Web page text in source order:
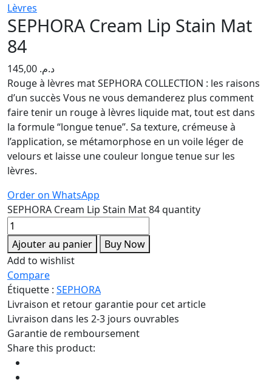
Lèvres
SEPHORA Cream Lip Stain Mat
84
د.م.
Rouge à lèvres mat SEPHORA COLLECTION : les raisons
d’un succès Vous ne vous demanderez plus comment
faire tenir un rouge à lèvres liquide mat, tout est dans
la formule “longue tenue”. Sa texture, crémeuse à
l’application, se métamorphose en un voile léger de
velours et laisse une couleur longue tenue sur les
lèvres.
Order on WhatsApp
SEPHORA Cream Lip Stain Mat 84 quantity
Ajouter au panier
Buy Now
Add to wishlist
Compare
Étiquette : SEPHORA
Livraison et retour garantie pour cet article
Livraison dans les 2-3 jours ouvrables
Garantie de remboursement
Share this product: